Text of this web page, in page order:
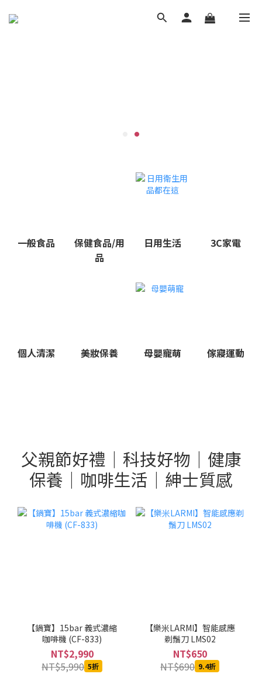
一般食品
保健食品/用
品
日用生活 3C家電
個人清潔 美妝保養 母嬰寵萌 傢寢運動
父親節好禮｜科技好物｜健康
保養｜咖啡生活｜紳士質感
【鍋寶】15bar 義式濃縮
咖啡機 (CF-833)
NT$2,990
NT$5,990 5折
【樂米LARMI】智能感應
剃鬚刀 LMS02
NT$650
NT$690 9.4折